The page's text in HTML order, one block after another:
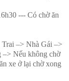
--- Có chờ ăn
–> Nhà Gái –>
–> Nếu không chờ
xe ở lại chờ xong